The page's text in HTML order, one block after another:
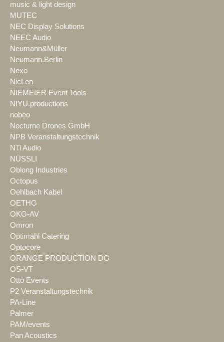
music & light design
MUTEC
NEC Display Solutions
NEEC Audio
Neumann&Müller
Neumann.Berlin
Nexo
NicLen
NIEMEIER Event Tools
NIYU.productions
nobeo
Nocturne Drones GmbH
NPB Veranstaltungstechnik
NTi Audio
NÜSSLI
Oblong Industries
Octopus
Oehlbach Kabel
OETHG
OKG-AV
Omron
Optimahl Catering
Optocore
ORANGE PRODUCTION DG
OS-VT
Otto Events
P2 Veranstaltungstechnik
PA-Line
Palmer
PAM/events
Pan Acoustics